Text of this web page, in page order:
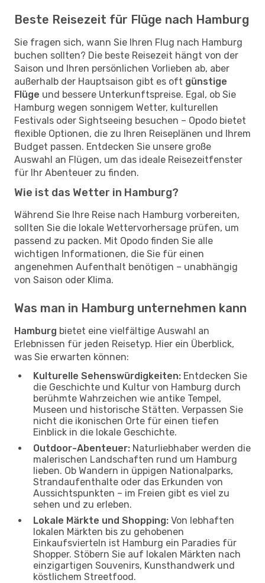
Beste Reisezeit für Flüge nach Hamburg
Sie fragen sich, wann Sie Ihren Flug nach Hamburg
buchen sollten? Die beste Reisezeit hängt von der
Saison und Ihren persönlichen Vorlieben ab, aber
außerhalb der Hauptsaison gibt es oft günstige
Flüge und bessere Unterkunftspreise. Egal, ob Sie
Hamburg wegen sonnigem Wetter, kulturellen
Festivals oder Sightseeing besuchen – Opodo bietet
flexible Optionen, die zu Ihren Reiseplänen und Ihrem
Budget passen. Entdecken Sie unsere große
Auswahl an Flügen, um das ideale Reisezeitfenster
für Ihr Abenteuer zu finden.
Wie ist das Wetter in Hamburg?
Während Sie Ihre Reise nach Hamburg vorbereiten,
sollten Sie die lokale Wettervorhersage prüfen, um
passend zu packen. Mit Opodo finden Sie alle
wichtigen Informationen, die Sie für einen
angenehmen Aufenthalt benötigen – unabhängig
von Saison oder Klima.
Was man in Hamburg unternehmen kann
Hamburg bietet eine vielfältige Auswahl an
Erlebnissen für jeden Reisetyp. Hier ein Überblick,
was Sie erwarten können:
Kulturelle Sehenswürdigkeiten: Entdecken Sie
die Geschichte und Kultur von Hamburg durch
berühmte Wahrzeichen wie antike Tempel,
Museen und historische Stätten. Verpassen Sie
nicht die ikonischen Orte für einen tiefen
Einblick in die lokale Geschichte.
Outdoor-Abenteuer: Naturliebhaber werden die
malerischen Landschaften rund um Hamburg
lieben. Ob Wandern in üppigen Nationalparks,
Strandaufenthalte oder das Erkunden von
Aussichtspunkten – im Freien gibt es viel zu
sehen und zu erleben.
Lokale Märkte und Shopping: Von lebhaften
lokalen Märkten bis zu gehobenen
Einkaufsvierteln ist Hamburg ein Paradies für
Shopper. Stöbern Sie auf lokalen Märkten nach
einzigartigen Souvenirs, Kunsthandwerk und
köstlichem Streetfood.